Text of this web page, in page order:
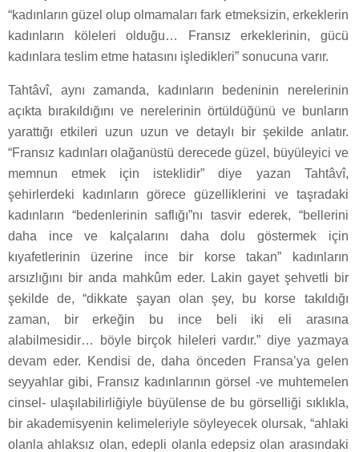
“kadınların güzel olup olmamaları fark etmeksizin, erkeklerin
kadınların köleleri olduğu… Fransız erkeklerinin, gücü
kadınlara teslim etme hatasını işledikleri” sonucuna varır.
Tahtâvî, aynı zamanda, kadınların bedeninin nerelerinin
açıkta bırakıldığını ve nerelerinin örtüldüğünü ve bunların
yarattığı etkileri uzun uzun ve detaylı bir şekilde anlatır.
“Fransız kadınları olağanüstü derecede güzel, büyüleyici ve
memnun etmek için isteklidir” diye yazan Tahtâvî,
şehirlerdeki kadınların görece güzelliklerini ve taşradaki
kadınların “bedenlerinin saflığı”nı tasvir ederek, “bellerini
daha ince ve kalçalarını daha dolu göstermek için
kıyafetlerinin üzerine ince bir korse takan” kadınların
arsızlığını bir anda mahkûm eder. Lakin gayet şehvetli bir
şekilde de, “dikkate şayan olan şey, bu korse takıldığı
zaman, bir erkeğin bu ince beli iki eli arasına
alabilmesidir… böyle birçok hileleri vardır.” diye yazmaya
devam eder. Kendisi de, daha önceden Fransa’ya gelen
seyyahlar gibi, Fransız kadınlarının görsel -ve muhtemelen
cinsel- ulaşılabilirliğiyle büyülense de bu görselliği sıklıkla,
bir akademisyenin kelimeleriyle söyleyecek olursak, “ahlaki
olanla ahlaksız olan, edepli olanla edepsiz olan arasındaki